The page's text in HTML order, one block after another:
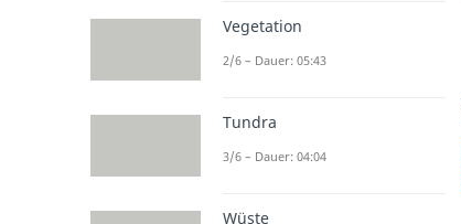
Vegetation
2/6 – Dauer: 05:43
Tundra
3/6 – Dauer: 04:04
Wüste